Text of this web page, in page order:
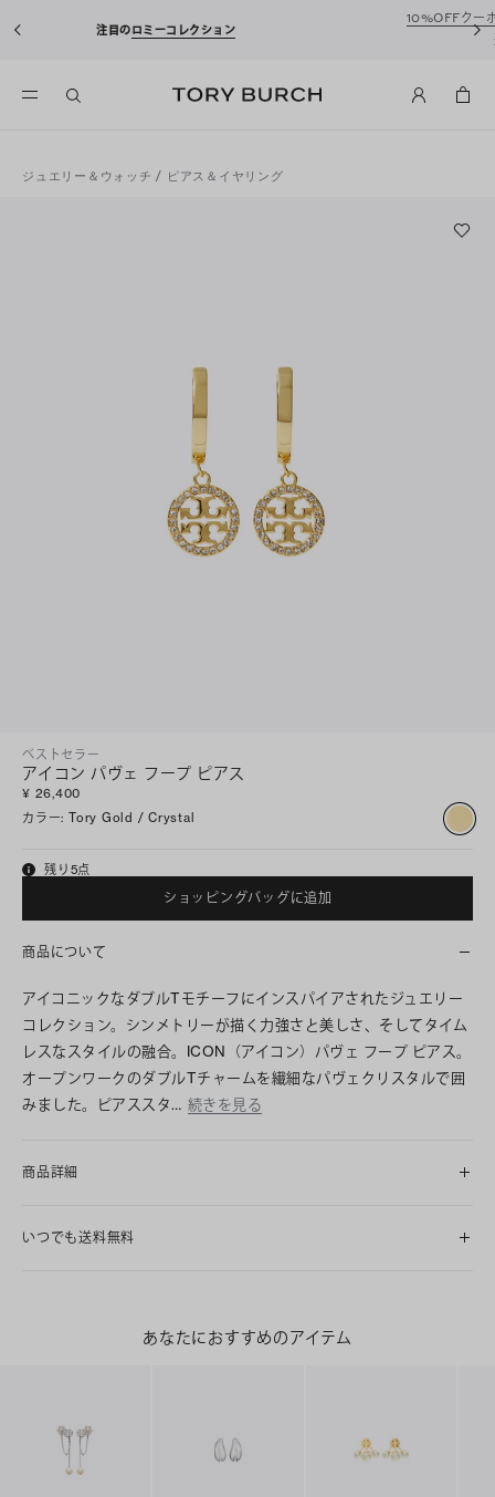
レクション
10%OFFクーポンをプレゼント！新規ア
込)以上のお買い物にご利
ジュエリー＆ウォッチ / ピアス＆イヤリング
ベストセラー
アイコン パヴェ フープ ピアス
¥ 26,400
カラー: Tory Gold / Crystal
残り5点
ショッピングバッグに追加
商品について
アイコニックなダブルTモチーフにインスパイアされたジュエリー
コレクション。シンメトリーが描く力強さと美しさ、そしてタイム
レスなスタイルの融合。ICON（アイコン）パヴェ フープ ピアス。
オープンワークのダブルTチャームを繊細なパヴェクリスタルで囲
みました。ピアススタ… 続きを見る
商品詳細
いつでも送料無料
あなたにおすすめのアイテム